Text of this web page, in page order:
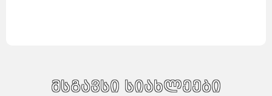
მსგავსი სიახლეები